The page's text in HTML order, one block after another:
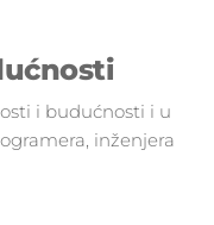
i budućnosti i u
inženjera